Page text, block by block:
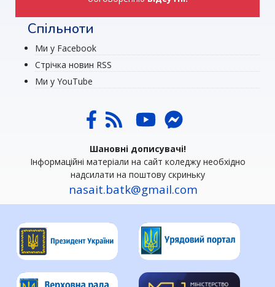
Спільноти
Ми у Facebook
Стрічка новин RSS
Ми у YouTube
Шановні дописувачі!
Інформаційні матеріали на сайт коледжу необхідно
надсилати на поштову скриньку
nasait.batk@gmail.com